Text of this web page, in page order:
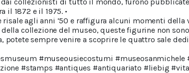
il 1872 e il 1975. •
agli anni ‘50 e raffigura alcuni momenti della
collezione del museo, queste figurine non
potete sempre venire a scoprire le quattro sale
#museousiecostumi
#stamps #antiques #antiquariato #liebig